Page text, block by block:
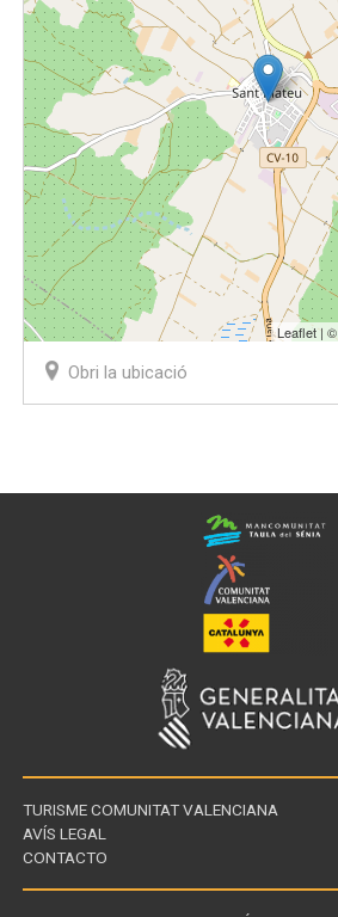
Leaflet | ©
Obri la ubicació
TURISME COMUNITAT VALENCIANA
AVÍS LEGAL
CONTACTO